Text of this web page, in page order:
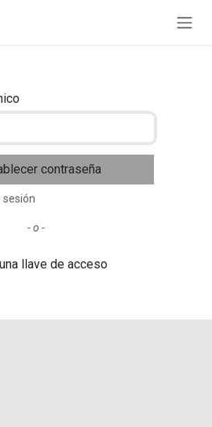
contraseña
sesión
- o -
llave de acceso